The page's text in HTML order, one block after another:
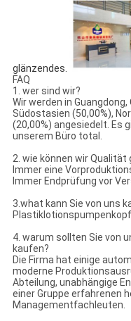
glänzendes.
FAQ
1. wer sind wir?
Wir werden in
Südostasien (50,00%),
(20,00%) angesiedelt. Es
unserem Büro total.
2. wie können wir Qualität
Immer eine
Immer Endprüfung vor
3.what kann Sie von uns
4. warum sollten Sie von
kaufen?
Die Firma hat einige
moderne
Abteilung, unabhängige
einer Gruppe erfahrenen
Managementfachleuten.